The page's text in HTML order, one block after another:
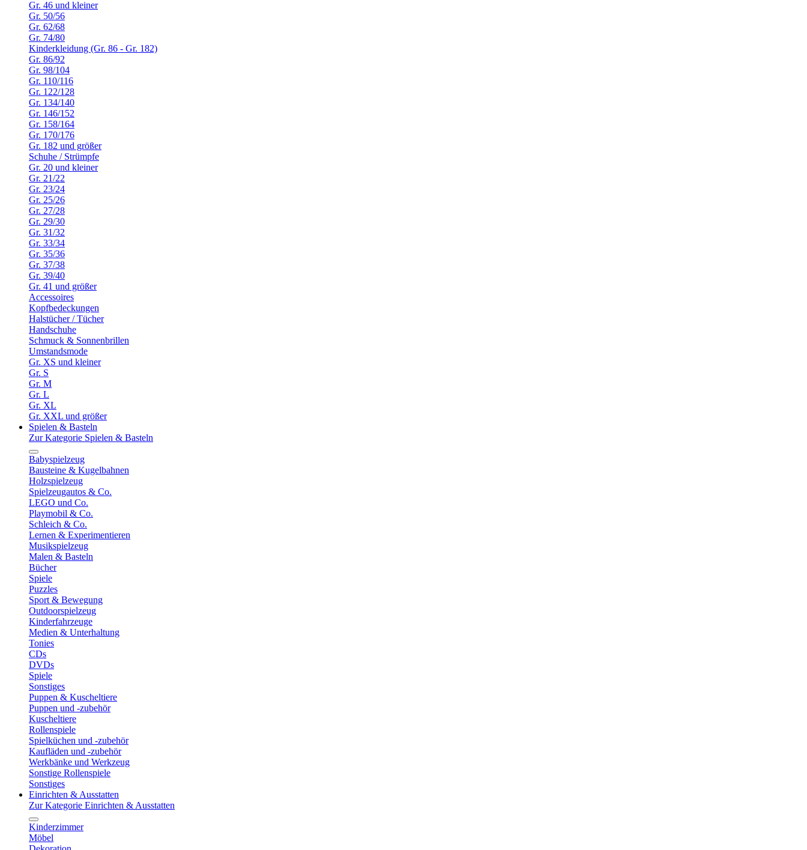
Gr. 46 und kleiner
Gr. 50/56
Gr. 62/68
Gr. 74/80
Kinderkleidung (Gr. 86 - Gr. 182)
Gr. 86/92
Gr. 98/104
Gr. 110/116
Gr. 122/128
Gr. 134/140
Gr. 146/152
Gr. 158/164
Gr. 170/176
Gr. 182 und größer
Schuhe / Strümpfe
Gr. 20 und kleiner
Gr. 21/22
Gr. 23/24
Gr. 25/26
Gr. 27/28
Gr. 29/30
Gr. 31/32
Gr. 33/34
Gr. 35/36
Gr. 37/38
Gr. 39/40
Gr. 41 und größer
Accessoires
Kopfbedeckungen
Halstücher / Tücher
Handschuhe
Schmuck & Sonnenbrillen
Umstandsmode
Gr. XS und kleiner
Gr. S
Gr. M
Gr. L
Gr. XL
Gr. XXL und größer
Spielen & Basteln
Zur Kategorie Spielen & Basteln
Babyspielzeug
Bausteine & Kugelbahnen
Holzspielzeug
Spielzeugautos & Co.
LEGO und Co.
Playmobil & Co.
Schleich & Co.
Lernen & Experimentieren
Musikspielzeug
Malen & Basteln
Bücher
Spiele
Puzzles
Sport & Bewegung
Outdoorspielzeug
Kinderfahrzeuge
Medien & Unterhaltung
Tonies
CDs
DVDs
Spiele
Sonstiges
Puppen & Kuscheltiere
Puppen und -zubehör
Kuscheltiere
Rollenspiele
Spielküchen und -zubehör
Kaufläden und -zubehör
Werkbänke und Werkzeug
Sonstige Rollenspiele
Sonstiges
Einrichten & Ausstatten
Zur Kategorie Einrichten & Ausstatten
Kinderzimmer
Möbel